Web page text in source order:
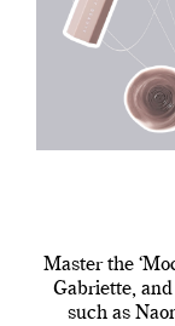
Master the
Gabriette,
such as